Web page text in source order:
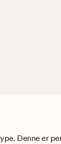
Denne er